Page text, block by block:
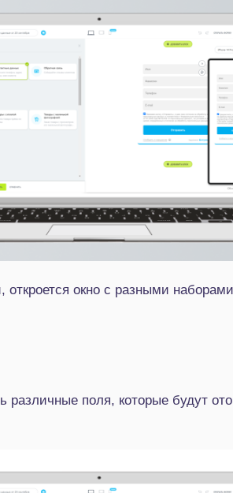
откроется окно с разными
различные поля, которые будут